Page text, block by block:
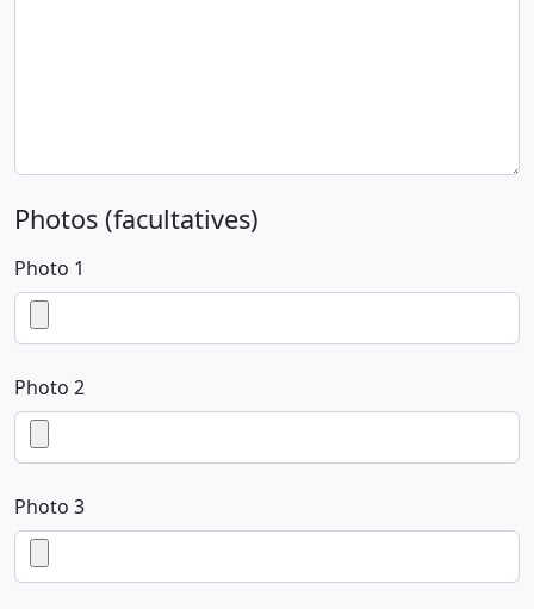
Photos (facultatives)
Photo 1
Photo 2
Photo 3